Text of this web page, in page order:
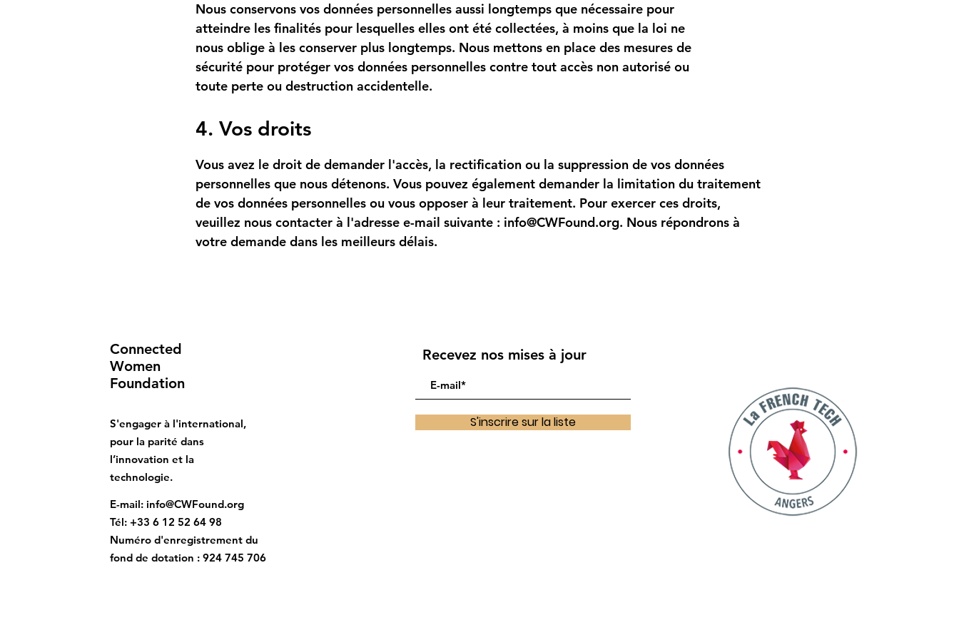
Nous conservons vos données personnelles aussi longtemps que nécessaire pour
atteindre les finalités pour lesquelles elles ont été collectées, à moins que la loi ne
nous oblige à les conserver plus longtemps. Nous mettons en place des mesures de
sécurité pour protéger vos données personnelles contre tout accès non autorisé ou
toute perte ou destruction accidentelle.
4. Vos droits
Vous avez le droit de demander l'accès, la rectification ou la suppression de vos données
personnelles que nous détenons. Vous pouvez également demander la limitation du traitement
de vos données personnelles ou vous opposer à leur traitement. Pour exercer ces droits,
veuillez nous contacter à l'adresse e-mail suivante : info@CWFound.org. Nous répondrons à
votre demande dans les meilleurs délais.
Connected
Women
Foundation
S'engager à l'international,
pour la parité dans
l’innovation et la
technologie.
E-mail: info@CWFound.org
Tél: +33 6 12 52 64 98
Numéro d'enregistrement du
fond de dotation : 924 745 706
Recevez nos mises à jour
S'inscrire sur la liste